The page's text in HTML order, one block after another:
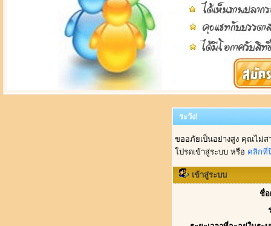
ระวัง!
ขออภัยเป็นอย่างสูง คุณไม่
โปรดเข้าสู่ระบบ หรือ คลิกที่
เข้าสู่ระบบ
ชื่อ